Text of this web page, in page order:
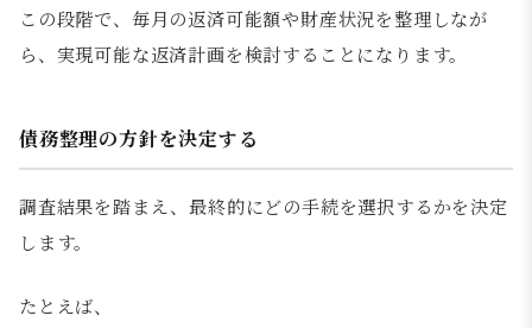
この段階で、毎月の返済可能額や財産状況を整理しなが
ら、実現可能な返済計画を検討することになります。
債務整理の方針を決定する
調査結果を踏まえ、最終的にどの手続を選択するかを決定
します。
たとえば、